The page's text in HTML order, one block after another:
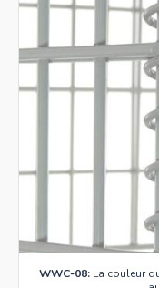
WWC-08:La couleur